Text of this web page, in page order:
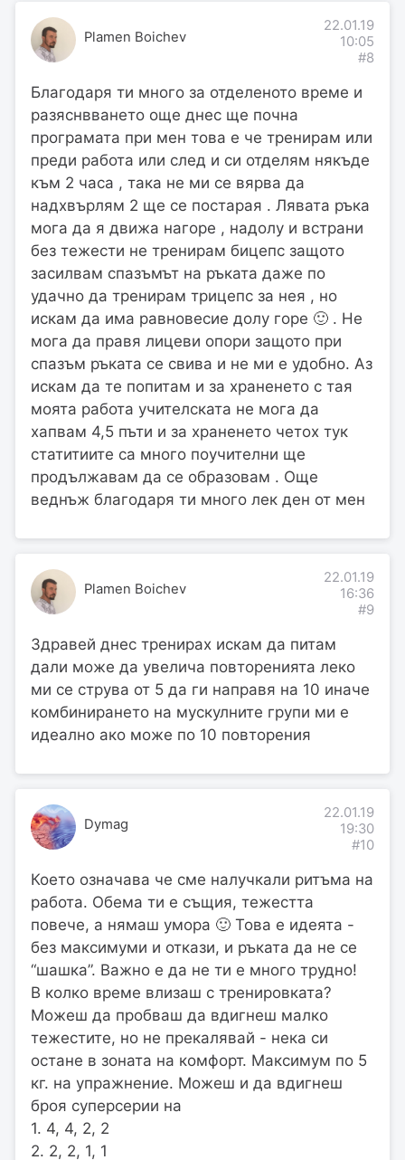
Plamen Boichev
22.01.19
10:05
#8
Благодаря ти много за отделеното време и
разяснвването още днес ще почна
програмата при мен това е че тренирам или
преди работа или след и си отделям някъде
към 2 часа , така не ми се вярва да
надхвърлям 2 ще се постарая . Лявата ръка
мога да я движа нагоре , надолу и встрани
без тежести не тренирам бицепс защото
засилвам спазъмът на ръката даже по
удачно да тренирам трицепс за нея , но
искам да има равновесие долу горе 🙂 . Не
мога да правя лицеви опори защото при
спазъм ръката се свива и не ми е удобно. Аз
искам да те попитам и за храненето с тая
моята работа учителската не мога да
хапвам 4,5 пъти и за храненето четох тук
статитиите са много поучителни ще
продължавам да се образовам . Още
веднъж благодаря ти много лек ден от мен
Plamen Boichev
22.01.19
16:36
#9
Здравей днес тренирах искам да питам
дали може да увелича повторенията леко
ми се струва от 5 да ги направя на 10 иначе
комбинирането на мускулните групи ми е
идеално ако може по 10 повторения
Dymag
22.01.19
19:30
#10
Което означава че сме налучкали ритъма на
работа. Обема ти е същия, тежестта
повече, а нямаш умора 🙂 Това е идеята -
без максимуми и откази, и ръката да не се
“шашка”. Важно е да не ти е много трудно!
В колко време влизаш с тренировката?
Можеш да пробваш да вдигнеш малко
тежестите, но не прекалявай - нека си
остане в зоната на комфорт. Максимум по 5
кг. на упражнение. Можеш и да вдигнеш
броя суперсерии на
1. 4, 4, 2, 2
2. 2, 2, 1, 1